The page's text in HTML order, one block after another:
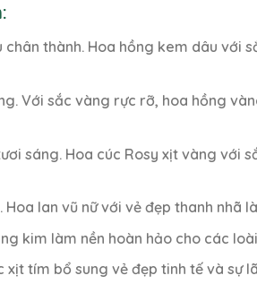
thành. Hoa hồng kem dâu với
Với sắc vàng rực rỡ, hoa hồng
sáng. Hoa cúc Rosy xịt vàng với
lan vũ nữ với vẻ đẹp thanh nhã
kim làm nền hoàn hảo cho các
tím bổ sung vẻ đẹp tinh tế và sự